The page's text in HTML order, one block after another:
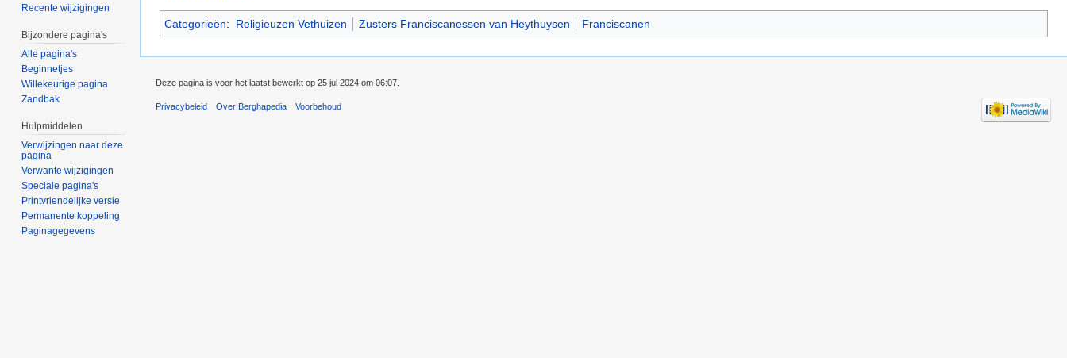
Categorieën: Religieuzen Vethuizen Zusters Franciscanessen van Heythuysen Franciscanen
Recente wijzigingen
Bijzondere pagina's
Alle pagina's
Beginnetjes
Willekeurige pagina
Zandbak
Hulpmiddelen
Verwijzingen naar deze
pagina
Verwante wijzigingen
Speciale pagina's
Printvriendelijke versie
Permanente koppeling
Paginagegevens
Deze pagina is voor het laatst bewerkt op 25 jul 2024 om 06:07.
Privacybeleid Over Berghapedia Voorbehoud